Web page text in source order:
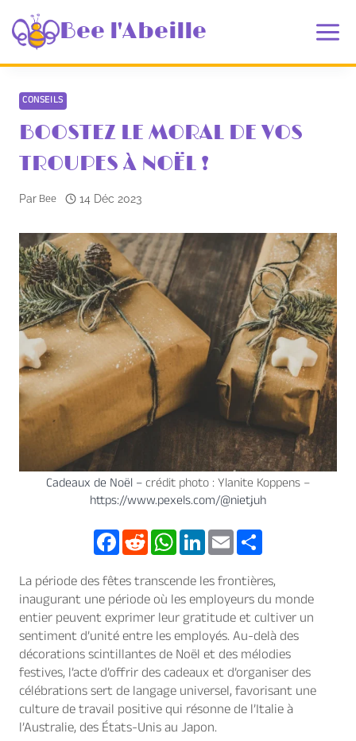
au
contenu
Bee l'Abeille
CONSEILS
BOOSTEZ LE MORAL DE VOS
TROUPES À NOËL !
Par Bee 14 Déc 2023
Cadeaux de Noël –crédit photo : Ylanite Koppens –
https://www.pexels.com/@nietjuh
F
a
c
e
b
o
o
k
R
e
d
d
i
t
W
h
a
t
s
A
p
p
L
n
k
e
d
I
n
E
m
a
i
l
r
e
La période des fêtes transcende les frontières,
inaugurant une période où les employeurs du monde
entier peuvent exprimer leur gratitude et cultiver un
sentiment d’unité entre les employés. Au-delà des
décorations scintillantes de Noël et des mélodies
festives, l’acte d’offrir des cadeaux et d’organiser des
célébrations sert de langage universel, favorisant une
culture de travail positive qui résonne de l’Italie à
l’Australie, des États-Unis au Japon.